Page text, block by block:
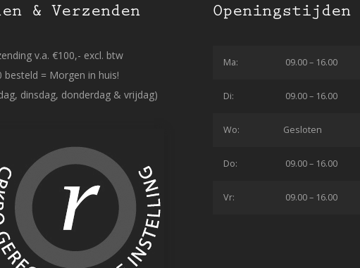
& Verzenden
v.a. €100,- excl. btw
besteld = Morgen in huis!
dinsdag, donderdag & vrijdag)
Openingstijden
Ma: 09.00 – 16.00
Di: 09.00 – 16.00
Wo: Gesloten
Do: 09.00 – 16.00
Vr: 09.00 – 16.00